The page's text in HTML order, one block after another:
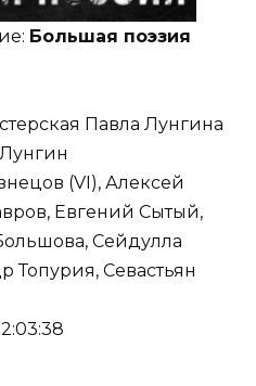
Большая поэзия
Павла Лунгина
(VI), Алексей
Евгений Сытый,
Сейдулла
Топурия, Севастьян